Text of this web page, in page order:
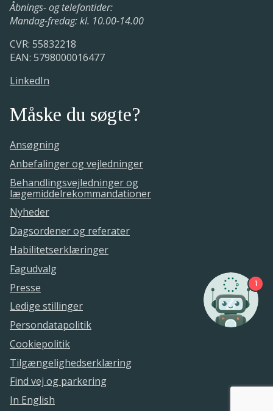
Åbnings- og telefontider:
Mandag-fredag: kl. 10.00-14.00
CVR: 55832218
EAN: 5798000016477
LinkedIn
Måske du søgte?
Ansøgning
Anbefalinger og vejledninger
Behandlingsvejledninger og
lægemiddelrekommandationer
Nyheder
Dagsordener og referater
Habilitetserklæringer
Fagudvalg
Presse
Ledige stillinger
Persondatapolitik
Cookiepolitik
Tilgængelighedserklæring
Find vej og parkering
In English
1